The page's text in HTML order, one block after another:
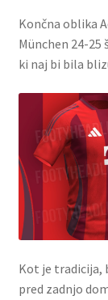
Končna oblika
München 24-25
ki naj bi bila
Kot je tradicija,
pred zadnjo